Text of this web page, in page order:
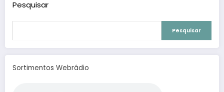
Pesquisar
Pesquisar
Sortimentos Webrádio